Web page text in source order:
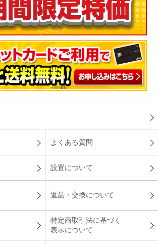
よくある質問
設置について
返品・交換について
特定商取引法に基づく
表示について